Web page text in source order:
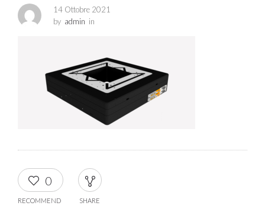
14 Ottobre 2021
by admin in
0
RECOMMEND SHARE